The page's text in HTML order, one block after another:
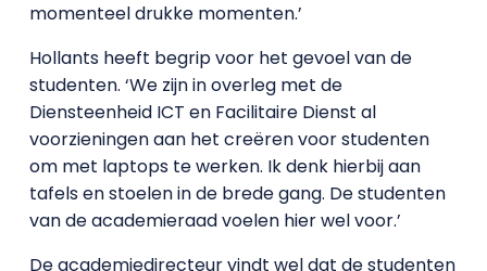
momenteel drukke momenten.’
Hollants heeft begrip voor het gevoel van de
studenten. ‘We zijn in overleg met de
Diensteenheid ICT en Facilitaire Dienst al
voorzieningen aan het creëren voor studenten
om met laptops te werken. Ik denk hierbij aan
tafels en stoelen in de brede gang. De studenten
van de academieraad voelen hier wel voor.’
De academiedirecteur vindt wel dat de studenten